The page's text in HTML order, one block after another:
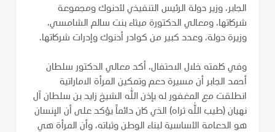
الجابر، وزير دولة الرئيس التنفيذي لأدنوك ومجموعة
شركاتها، ومعالي الدكتورة ميثاء بنت سالم الشامسي،
وزيرة دولة، وعدد كبير من كوادر أدنوك وإدرات شركاتها.
وفي كلمته خلال الاحتفال، أكد معالي الدكتور سلطان
أحمد الجابر أن مسيرة دعم وتمكين المرأة الاماراتية
انطلقت مع المغفور له بإذن الله الشيخ زايد بن سلطان آل
نهيان (طيب الله ثراه) الذي كان دائماً يؤكد على أن الإنسان
هو الدعامة الأساسية لبناء الوطن وثباته، وأن المرأة هي